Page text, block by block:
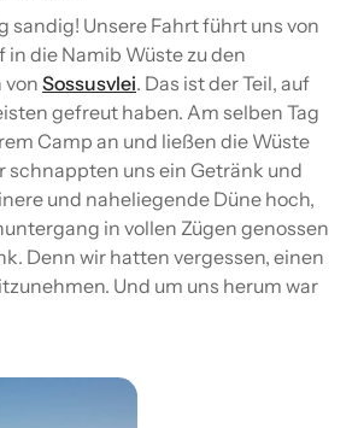
sandig! Unsere Fahrt führt uns von
die Namib Wüste zu den
von Sossusvlei. Das ist der Teil, auf
gefreut haben. Am selben Tag
Camp an und ließen die Wüste
schnappten uns ein Getränk und
und naheliegende Düne hoch,
in vollen Zügen genossen
Denn wir hatten vergessen, einen
Und um uns herum war